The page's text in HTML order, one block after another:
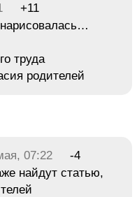
+11
нарисовалась…
труда
родителей
07:22
-4
найдут статью,